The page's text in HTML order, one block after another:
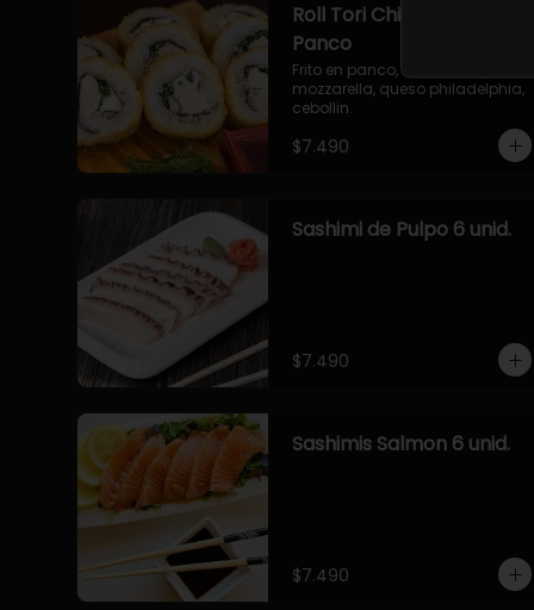
Roll Tori Chizu Furai en
Panco
Frito en panco, Pollo furai, queso
mozzarella, queso philadelphia,
cebollin.
$7.490
Sashimi de Pulpo 6 unid.
$7.490
Sashimis Salmon 6 unid.
$7.490